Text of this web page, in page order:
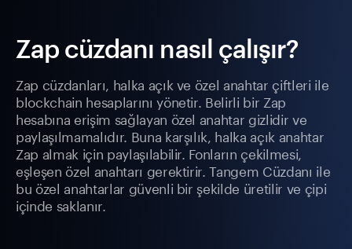
Zap cüzdanı nasıl çalışır?
Zap cüzdanları, halka açık ve özel anahtar çiftleri ile
blockchain hesaplarını yönetir. Belirli bir Zap
hesabına erişim sağlayan özel anahtar gizlidir ve
paylaşılmamalıdır. Buna karşılık, halka açık anahtar
Zap almak için paylaşılabilir. Fonların çekilmesi,
eşleşen özel anahtarı gerektirir. Tangem Cüzdanı ile
bu özel anahtarlar güvenli bir şekilde üretilir ve çipi
içinde saklanır.